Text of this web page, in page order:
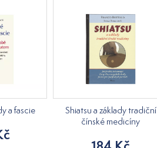
a fascie
Shiatsu a základy tradiční
čínské medicíny